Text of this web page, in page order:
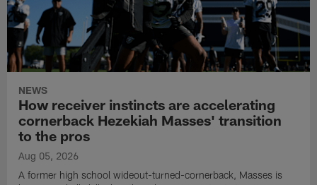
NEWS
How receiver instincts are accelerating
cornerback Hezekiah Masses' transition
to the pros
Aug 05, 2026
A former high school wideout-turned-cornerback, Masses is